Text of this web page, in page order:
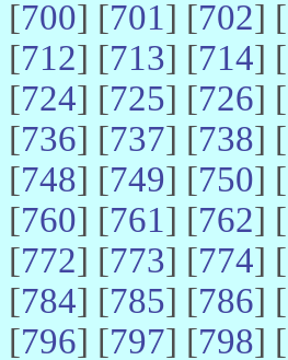
[700] [701] [702] [
[712] [713] [714] [
[724] [725] [726] [
[736] [737] [738] [
[748] [749] [750] [
[760] [761] [762] [
[772] [773] [774] [
[784] [785] [786] [
[796] [797] [798] [